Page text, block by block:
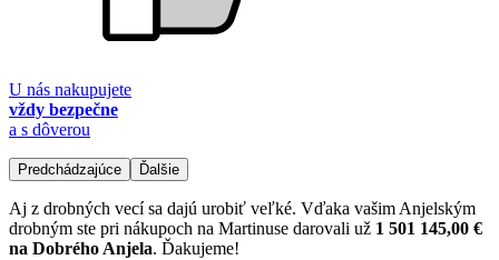
U nás nakupujete
vždy bezpečne
a s dôverou
Predchádzajúce Ďalšie
Aj z drobných vecí sa dajú urobiť veľké. Vďaka vašim Anjelským
drobným ste pri nákupoch na Martinuse darovali už 1 501 145,00 €
na Dobrého Anjela. Ďakujeme!